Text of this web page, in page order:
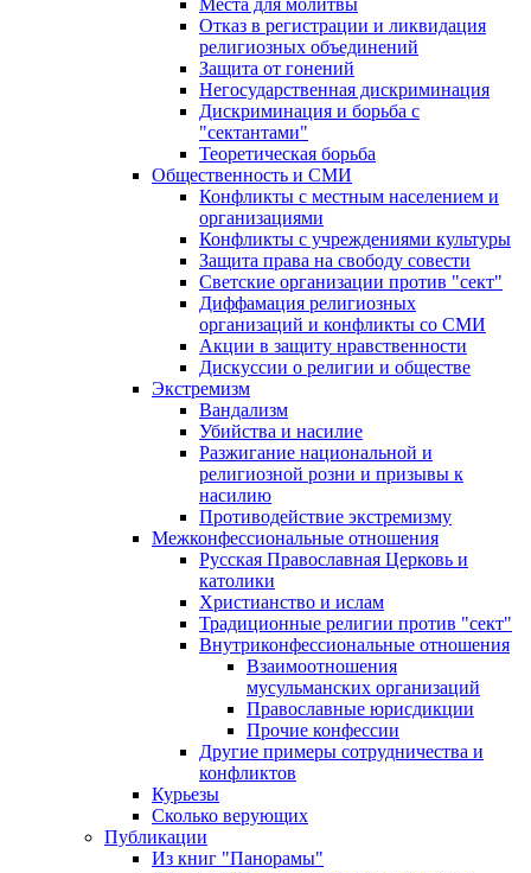
Места для молитвы
Отказ в регистрации и ликвидация
религиозных объединений
Защита от гонений
Негосударственная дискриминация
Дискриминация и борьба с
"сектантами"
Теоретическая борьба
Общественность и СМИ
Конфликты с местным населением и
организациями
Конфликты с учреждениями культуры
Защита права на свободу совести
Светские организации против "сект"
Диффамация религиозных
организаций и конфликты со СМИ
Акции в защиту нравственности
Дискуссии о религии и обществе
Экстремизм
Вандализм
Убийства и насилие
Разжигание национальной и
религиозной розни и призывы к
насилию
Противодействие экстремизму
Межконфессиональные отношения
Русская Православная Церковь и
католики
Христианство и ислам
Традиционные религии против "сект"
Внутриконфессиональные отношения
Взаимоотношения
мусульманских организаций
Православные юрисдикции
Прочие конфессии
Другие примеры сотрудничества и
конфликтов
Курьезы
Сколько верующих
Публикации
Из книг "Панорамы"